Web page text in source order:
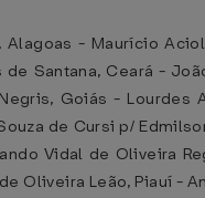
- Maurício
Santana, Ceará -
Goiás -
de Cursi p/
Vidal de Oliveira
Oliveira Leão, Piauí -